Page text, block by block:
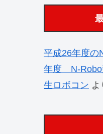
平成26年度の
年度 N-Robo
生ロボコン よ